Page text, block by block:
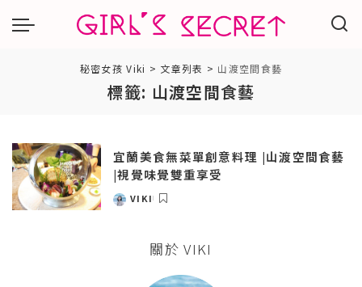
秘密女孩 Viki > 文章列表 > 山渡空間食藝
標籤: 山渡空間食藝
宜蘭美食無菜單創意料理 |山渡空間食藝
|視覺味覺雙重享受
POSTED
VIKI
關於 VIKI